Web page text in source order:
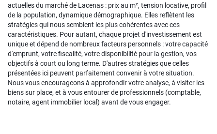
actuelles du marché de Lacenas : prix au m², tension locative, profil
de la population, dynamique démographique. Elles reflètent les
stratégies qui nous semblent les plus cohérentes avec ces
caractéristiques. Pour autant, chaque projet d'investissement est
unique et dépend de nombreux facteurs personnels : votre capacité
d'emprunt, votre fiscalité, votre disponibilité pour la gestion, vos
objectifs à court ou long terme. D'autres stratégies que celles
présentées ici peuvent parfaitement convenir à votre situation.
Nous vous encourageons à approfondir votre analyse, à visiter les
biens sur place, et à vous entourer de professionnels (comptable,
notaire, agent immobilier local) avant de vous engager.